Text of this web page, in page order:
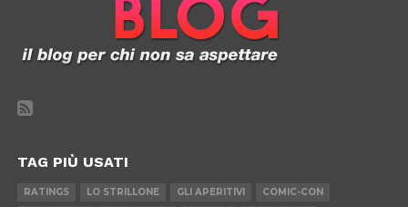
TAG PIÙ USATI
RATINGS LO STRILLONE GLI APERITIVI
COMIC-CON